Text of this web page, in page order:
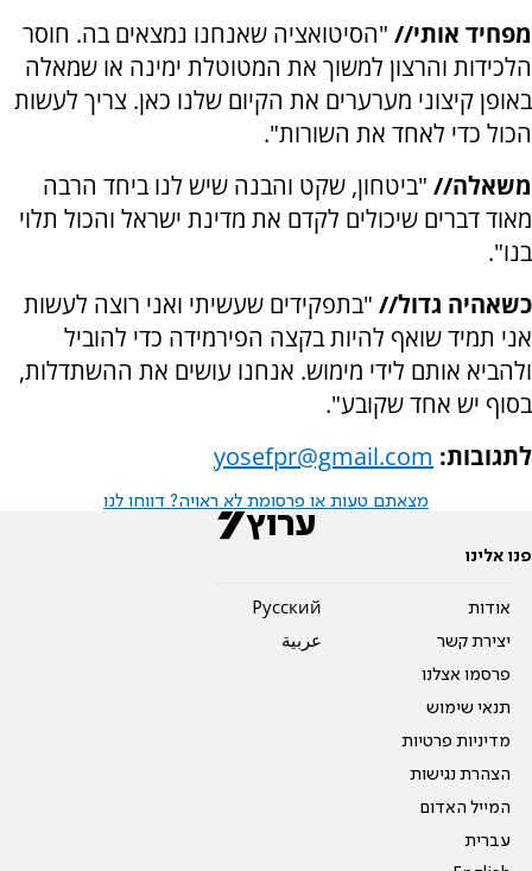
מפחיד אותי// "הסיטואציה שאנחנו נמצאים בה. חוסר
הלכידות והרצון למשוך את המטוטלת ימינה או שמאלה
באופן קיצוני מערערים את הקיום שלנו כאן. צריך לעשות
הכול כדי לאחד את השורות".
משאלה// "ביטחון, שקט והבנה שיש לנו ביחד הרבה
מאוד דברים שיכולים לקדם את מדינת ישראל והכול תלוי
בנו".
כשאהיה גדול// "בתפקידים שעשיתי ואני רוצה לעשות
אני תמיד שואף להיות בקצה הפירמידה כדי להוביל
ולהביא אותם לידי מימוש. אנחנו עושים את ההשתדלות,
בסוף יש אחד שקובע".
לתגובות: yosefpr@gmail.com
מצאתם טעות או פרסומת לא ראויה? דווחו לנו
פנו אלינו
אודות
יצירת קשר
פרסמו אצלנו
תנאי שימוש
מדיניות פרטיות
הצהרת נגישות
המייל האדום
עברית
Pусский
عربية